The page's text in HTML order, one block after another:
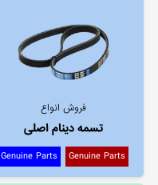
فروش انواع
تسمه دینام اصلی
Genuine Parts
Genuine Parts